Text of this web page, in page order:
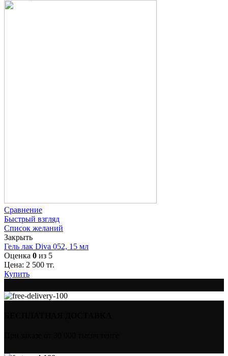
Сравнение
Быстрый взгляд
Список желаний
Закрыть
Гель лак Diva 052, 15 мл
Оценка 0 из 5
Цена: 2 500 тг.
Купить